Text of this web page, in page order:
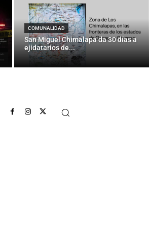
COMUNALIDAD
San Miguel Chimalapa da 30 días a
ejidatarios de...